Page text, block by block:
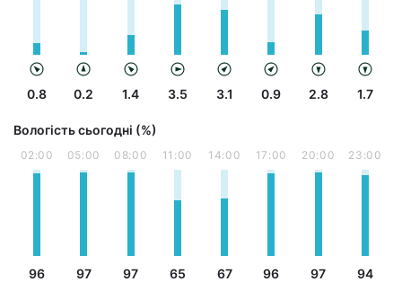
0.8 0.2 1.4 3.5 3.1 0.9 2.8 1.7
Вологість сьогодні (%)
02:00
96
05:00
97
08:00
97
11:00
65
14:00
67
17:00
96
20:00
97
23:00
94